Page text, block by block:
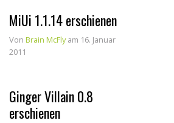
MiUi 1.1.14 erschienen
Von Brain McFly am 16. Januar
2011
Ginger Villain 0.8
erschienen